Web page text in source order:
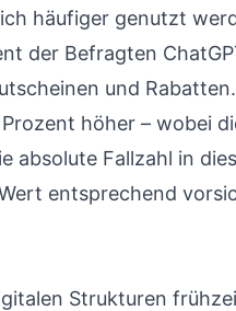
häufiger genutzt
der Befragten
und
höher – wobei
absolute Fallzahl in
entsprechend
Strukturen